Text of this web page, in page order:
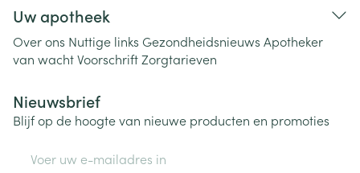
Uw apotheek
Over ons Nuttige links Gezondheidsnieuws Apotheker
van wachtVoorschriftZorgtarieven
Nieuwsbrief
Blijf op de hoogte van nieuwe producten en promoties